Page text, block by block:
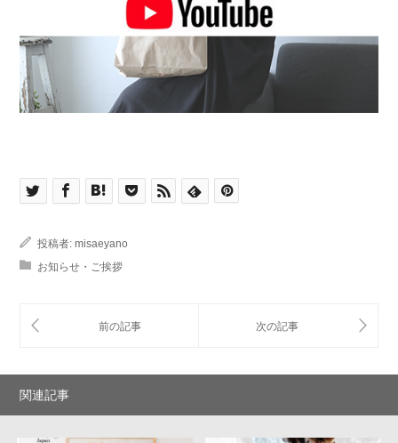
投稿者: misaeyano
お知らせ・ご挨拶
関連記事